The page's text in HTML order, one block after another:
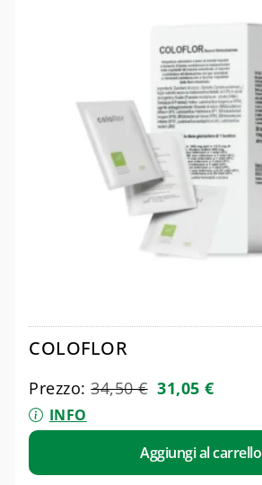
COLOFLOR
Prezzo:34,50€ 31,05€
INFO
Aggiungi al carrello